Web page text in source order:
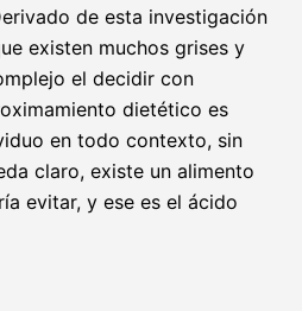
de esta investigación
existen muchos grises y
el decidir con
dietético es
en todo contexto, sin
claro, existe un alimento
evitar, y ese es el ácido